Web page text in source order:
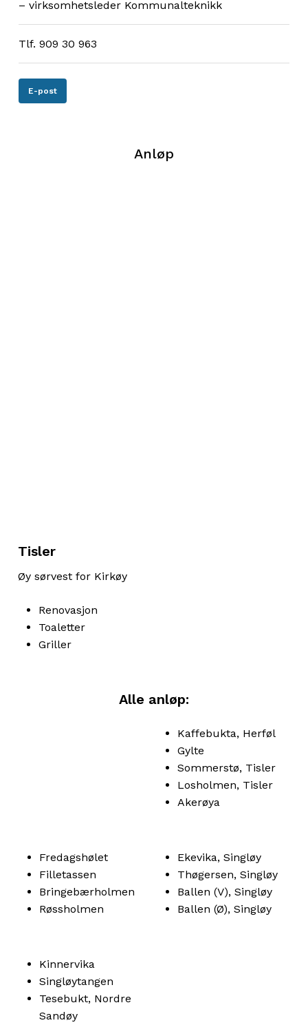
– virksomhetsleder Kommunalteknikk
Tlf. 909 30 963
E-post
Anløp
Tisler
Øy sørvest for Kirkøy
Renovasjon
Toaletter
Griller
Alle anløp:
Kaffebukta, Herføl
Gylte
Sommerstø, Tisler
Losholmen, Tisler
Akerøya
Fredagshølet
Filletassen
Bringebærholmen
Røssholmen
Ekevika, Singløy
Thøgersen, Singløy
Ballen (V), Singløy
Ballen (Ø), Singløy
Kinnervika
Singløytangen
Tesebukt, Nordre
Sandøy